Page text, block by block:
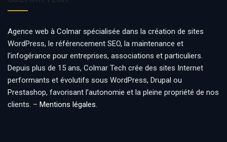
Agence web à Colmar spécialisée dans la création de sites
WordPress, le référencement SEO, la maintenance et
l’infogérance pour entreprises, associations et particuliers.
Depuis plus de 15 ans, Colmar Tech crée des sites Internet
performants et évolutifs sous WordPress, Drupal ou
Prestashop, favorisant l’autonomie et la pleine propriété de nos
clients. – Mentions légales.